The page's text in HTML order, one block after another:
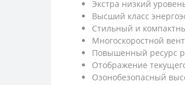
Экстра низкий
Высший класс
Стильный и
Многоскоростной
Повышенный ресурс
Отображение
Озонобезопасный